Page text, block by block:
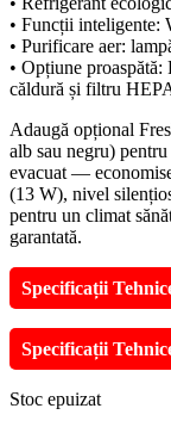
• Funcții
• Purificare aer:
• Opțiune
căldură și filtru
Adaugă opțional
alb sau negru)
evacuat —
(13 W), nivel
pentru un climat
garantată.
Specificații
Specificații
Stoc epuizat